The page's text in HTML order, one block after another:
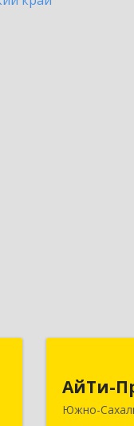
АйТи-
Южно-